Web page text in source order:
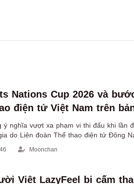
Nations Cup 2026 và
điện tử Việt Nam trên
ý nghĩa vượt xa phạm vi thi đấu khi lần
do Liên đoàn Thể thao điện tử Đông
Nam.
Moonchan
Việt LazyFeel bị cấm